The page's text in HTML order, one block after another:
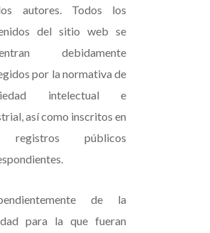
autores. Todos los
del sitio web se
debidamente
por la normativa de
intelectual e
así como inscritos en
públicos
de la
para la que fueran